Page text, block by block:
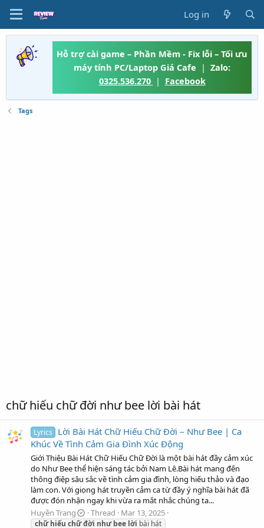
Log in
Hỗ trợ cài game – Phần Mềm - Fix lỗi – Tối ưu
máy tính PC/Laptop Giá Cafe | Zalo:
0325.536.270 | Facebook
Tags
chữ hiếu chữ đời như bee lời bài hát
Lyrics
Lời Bài Hát Chữ Hiếu Chữ Đời – Như Bee | Ca
Khúc Về Tình Cảm Gia Đình Xúc Động
Giới Thiệu Bài Hát Chữ Hiếu Chữ Đời là một bài hát đầy cảm xúc
do Như Bee thể hiện sáng tác bởi Nam Lê.Bài hát mang đến
thông điệp sâu sắc về tình cảm gia đình, lòng hiếu thảo và đạo
làm con. Với giọng hát truyền cảm ca từ đầy ý nghĩa bài hát đã
được đón nhận ngay khi vừa ra mắt nhắc chúng ta...
Huyền Trang
Thread Mar 13, 2025
chữ hiếu chữđời như bee lời bài hát